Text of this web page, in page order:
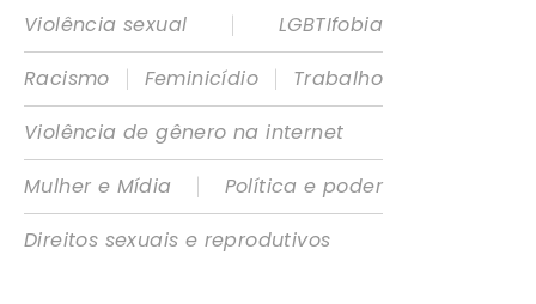
Violência sexual
|
LGBTIfobia
Racismo
| Feminicídio |
Trabalho
Violência de gênero na internet
Mulher e Mídia
|
Política e poder
Direitos sexuais e reprodutivos